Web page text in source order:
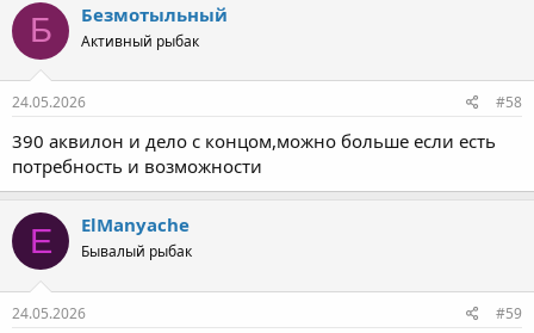
к
ц
и
и
:
Б Безмотыльный
Активный рыбак
24.05.2026 #58
390 аквилон и дело с концом,можно больше если есть
потребность и возможности
E ElManyache
Бывалый рыбак
24.05.2026 #59